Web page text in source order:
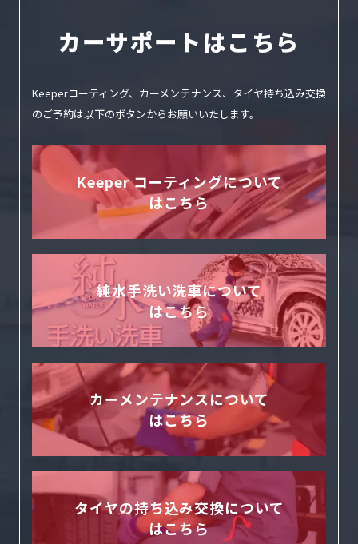
カーサポートはこちら
Keeperコーティング、カーメンテナンス、タイヤ持ち込み交換
のご予約は以下のボタンからお願いいたします。
Keeper コーティングについて
はこちら
純水手洗い洗車について
はこちら
カーメンテナンスについて
はこちら
タイヤの持ち込み交換について
はこちら